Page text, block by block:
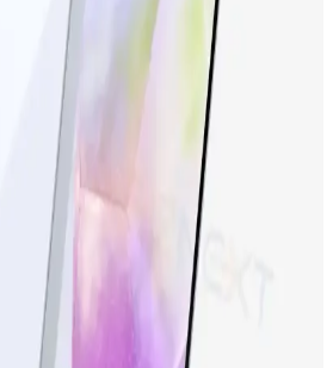
Ultra: Yüksek Performans ve
Yenilikçi Akıllı
üstün kamera, yüksek performans ve
çıkan en yeni akıllı telefon modeli.
FE: Yüksek Performans ve
Seçenekleri
yüksek performans, gelişmiş kamera ve
yeni nesil akıllı telefon. Günlük
için ideal seçenek.